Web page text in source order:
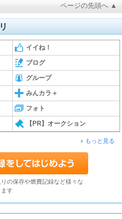
ページの先頭へ ▲
イイね！
ブログ
グループ
みんカラ＋
フォト
【PR】オークション
もっと見る
の保存や燃費記録など様々な
す